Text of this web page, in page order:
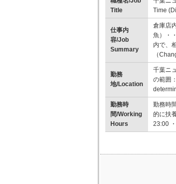
Title
Time
仕事内
容/Job
Summary
倉庫店
魚）・
内で、
（
勤務
地/Location
千葉ニ
の範囲
勤務時
間/Working
Hours
勤務時
的に扶
23:00